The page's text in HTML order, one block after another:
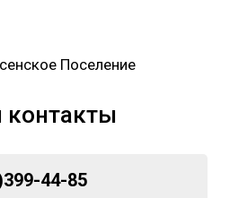
Поселение
44-85